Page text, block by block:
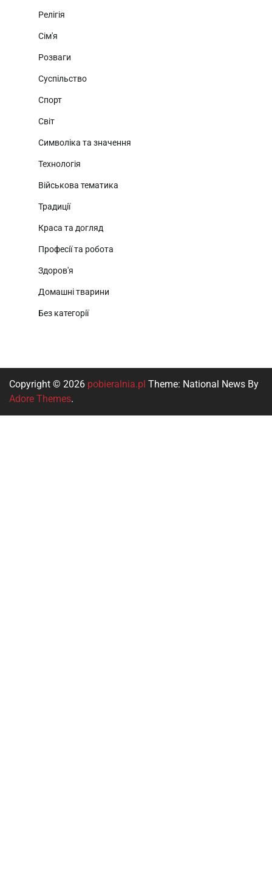
Релігія
Сім'я
Розваги
Суспільство
Спорт
Світ
Символіка та значення
Технологія
Військова тематика
Традиції
Краса та догляд
Професії та робота
Здоров'я
Домашні тварини
Без категорії
Copyright © 2026 pobieralnia.pl Theme: National News By
Adore Themes.